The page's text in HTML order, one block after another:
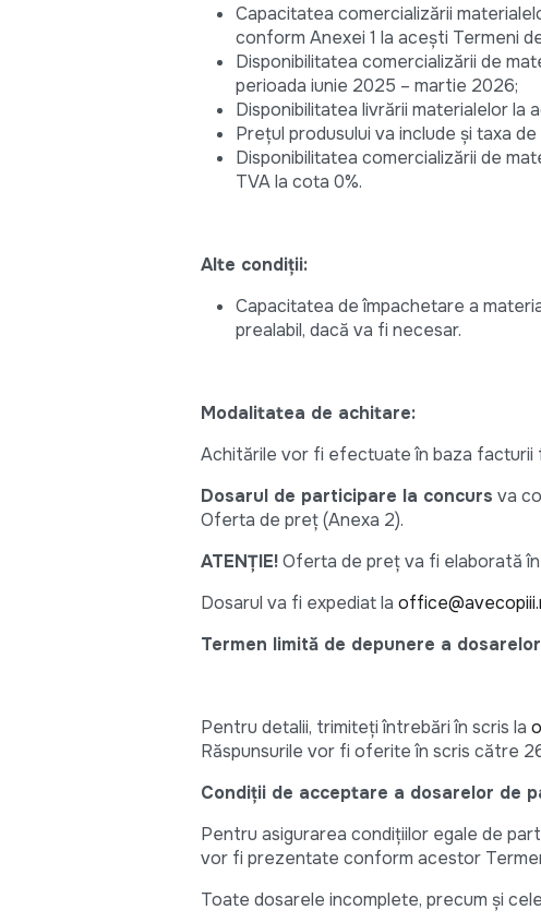
Capacitatea comercializării
conform Anexei 1 la acești Termeni
Disponibilitatea comercializării de
perioada iunie 2025 – martie 2026;
Disponibilitatea livrării materialelor la
Prețul produsului va include și taxa de
Disponibilitatea comercializării de
TVA la cota 0%.
Alte condiții:
Capacitatea de împachetare a
prealabil, dacă va fi necesar.
Modalitatea de achitare:
Achitările vor fi efectuate în baza facturii
Dosarul de participare la concurs va
Oferta de preț (Anexa 2).
ATENȚIE!Oferta de preț va fi elaborată în
Dosarul va fi expediat la
Termen limită de depunere a
Pentru detalii, trimiteți întrebări în scris la
Răspunsurile vor fi oferite în scris către
Condiții de acceptare a dosarelor de
Pentru asigurarea condițiilor egale de
vor fi prezentate conform acestor
Toate dosarele incomplete, precum și